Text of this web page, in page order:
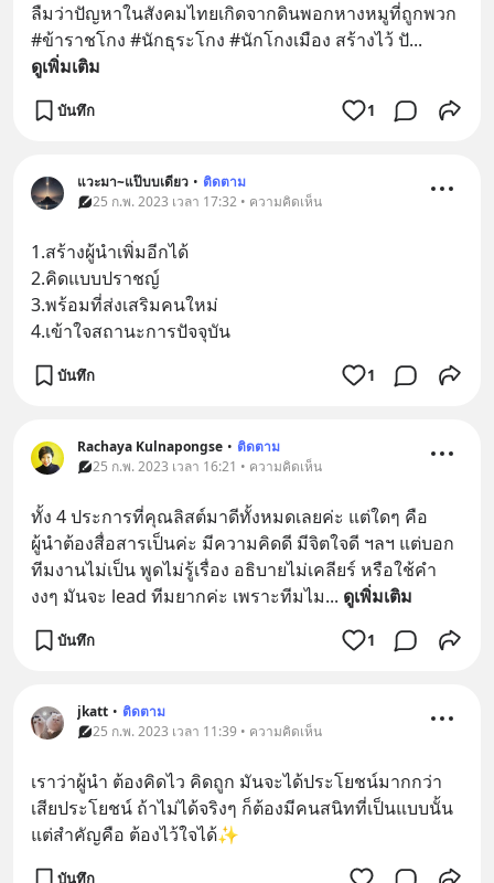
ลืมว่าปัญหาในสังคมไทยเกิดจากดินพอกหางหมูที่ถูกพวก
#ข้าราชโกง #นักธุระโกง #นักโกงเมือง สร้างไว้ ปั...
ดูเพิ่มเติม
บันทึก 1
แวะมา~แป๊บบเดียว • ติดตาม
25 ก.พ. 2023 เวลา 17:32 • ความคิดเห็น
1.สร้างผู้นำเพิ่มอีกได้
2.คิดแบบปราชญ์
3.พร้อมที่ส่งเสริมคนใหม่
4.เข้าใจสถานะการปัจจุบัน
บันทึก 1
Rachaya Kulnapongse • ติดตาม
25 ก.พ. 2023 เวลา 16:21 • ความคิดเห็น
ทั้ง 4 ประการที่คุณลิสต์มาดีทั้งหมดเลยค่ะ แต่ใดๆ คือ
ผู้นำต้องสื่อสารเป็นค่ะ มีความคิดดี มีจิตใจดี ฯลฯ แต่บอก
ทีมงานไม่เป็น พูดไม่รู้เรื่อง อธิบายไม่เคลียร์ หรือใช้คำ
งงๆ มันจะ lead ทีมยากค่ะ เพราะทีมไม... ดูเพิ่มเติม
บันทึก 1
jkatt • ติดตาม
25 ก.พ. 2023 เวลา 11:39 • ความคิดเห็น
เราว่าผู้นำ ต้องคิดไว คิดถูก มันจะได้ประโยชน์มากกว่า
เสียประโยชน์ ถ้าไม่ได้จริงๆ ก็ต้องมีคนสนิทที่เป็นแบบนั้น
แต่สำคัญคือ ต้องไว้ใจได้✨
บันทึก